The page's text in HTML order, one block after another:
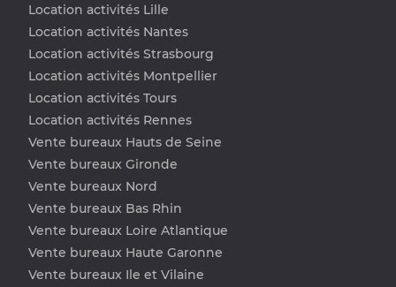
Location activités Lille
Location activités Nantes
Location activités Strasbourg
Location activités Montpellier
Location activités Tours
Location activités Rennes
Vente bureaux Hauts de Seine
Vente bureaux Gironde
Vente bureaux Nord
Vente bureaux Bas Rhin
Vente bureaux Loire Atlantique
Vente bureaux Haute Garonne
Vente bureaux Ile et Vilaine